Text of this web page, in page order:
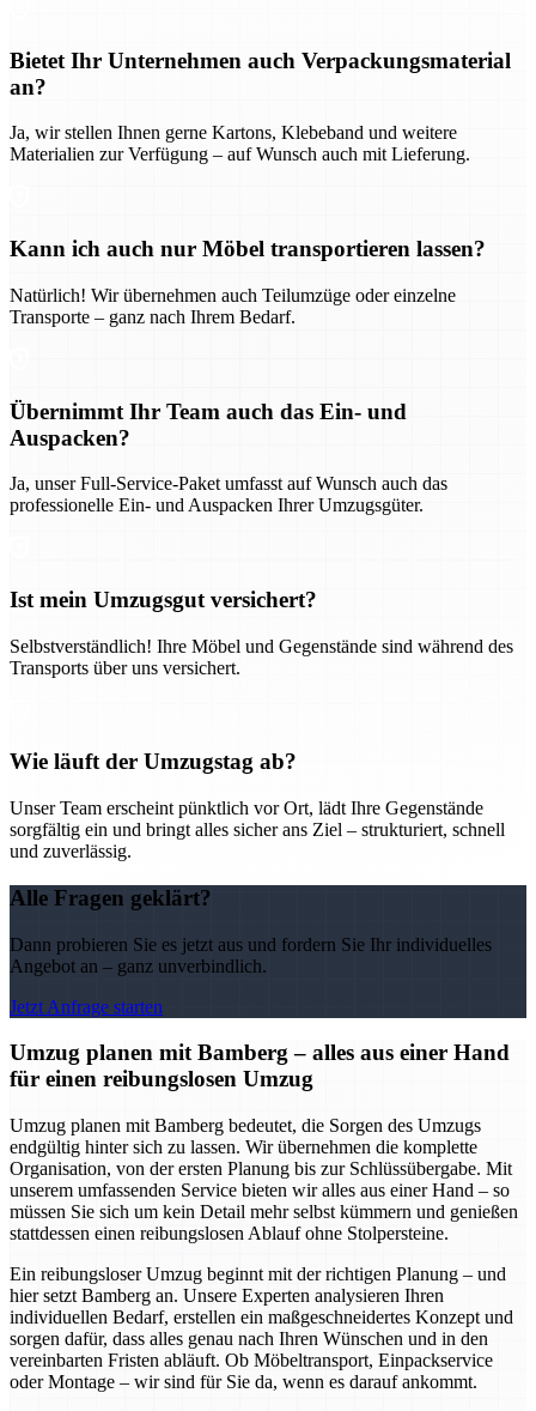
Bietet Ihr Unternehmen auch Verpackungsmaterial
an?
Ja, wir stellen Ihnen gerne Kartons, Klebeband und weitere
Materialien zur Verfügung – auf Wunsch auch mit Lieferung.
Kann ich auch nur Möbel transportieren lassen?
Natürlich! Wir übernehmen auch Teilumzüge oder einzelne
Transporte – ganz nach Ihrem Bedarf.
Übernimmt Ihr Team auch das Ein- und
Auspacken?
Ja, unser Full-Service-Paket umfasst auf Wunsch auch das
professionelle Ein- und Auspacken Ihrer Umzugsgüter.
Ist mein Umzugsgut versichert?
Selbstverständlich! Ihre Möbel und Gegenstände sind während des
Transports über uns versichert.
Wie läuft der Umzugstag ab?
Unser Team erscheint pünktlich vor Ort, lädt Ihre Gegenstände
sorgfältig ein und bringt alles sicher ans Ziel – strukturiert, schnell
und zuverlässig.
Alle Fragen geklärt?
Dann probieren Sie es jetzt aus und fordern Sie Ihr individuelles
Angebot an – ganz unverbindlich.
Jetzt Anfrage starten
Umzug planen mit Bamberg – alles aus einer Hand
für einen reibungslosen Umzug
Umzug planen mit Bamberg bedeutet, die Sorgen des Umzugs
endgültig hinter sich zu lassen. Wir übernehmen die komplette
Organisation, von der ersten Planung bis zur Schlüssübergabe. Mit
unserem umfassenden Service bieten wir alles aus einer Hand – so
müssen Sie sich um kein Detail mehr selbst kümmern und genießen
stattdessen einen reibungslosen Ablauf ohne Stolpersteine.
Ein reibungsloser Umzug beginnt mit der richtigen Planung – und
hier setzt Bamberg an. Unsere Experten analysieren Ihren
individuellen Bedarf, erstellen ein maßgeschneidertes Konzept und
sorgen dafür, dass alles genau nach Ihren Wünschen und in den
vereinbarten Fristen abläuft. Ob Möbeltransport, Einpackservice
oder Montage – wir sind für Sie da, wenn es darauf ankommt.